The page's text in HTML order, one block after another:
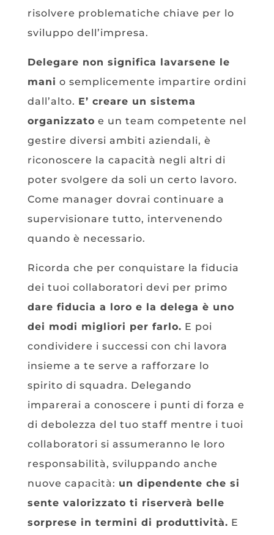
risolvere problematiche chiave per lo
sviluppo dell’impresa.
Delegare non significa lavarsene le
mani o semplicemente impartire ordini
dall’alto. E’ creare un sistema
organizzato e un team competente nel
gestire diversi ambiti aziendali, è
riconoscere la capacità negli altri di
poter svolgere da soli un certo lavoro.
Come manager dovrai continuare a
supervisionare tutto, intervenendo
quando è necessario.
Ricorda che per conquistare la fiducia
dei tuoi collaboratori devi per primo
dare fiducia a loro e la delega è uno
dei modi migliori per farlo. E poi
condividere i successi con chi lavora
insieme a te serve a rafforzare lo
spirito di squadra. Delegando
imparerai a conoscere i punti di forza e
di debolezza del tuo staff mentre i tuoi
collaboratori si assumeranno le loro
responsabilità, sviluppando anche
nuove capacità: un dipendente che si
sente valorizzato ti riserverà belle
sorprese in termini di produttività. E